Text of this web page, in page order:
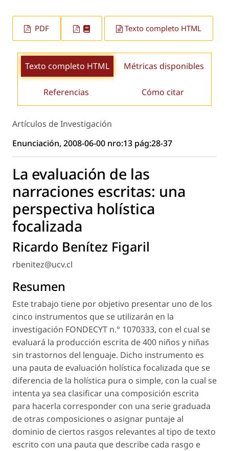
PDF Texto completo HTML
Texto completo HTML Métricas disponibles
Referencias Cómo citar
Artículos de Investigación
Enunciación, 2008-06-00 nro:13 pág:28-37
La evaluación de las
narraciones escritas: una
perspectiva holística
focalizada
Ricardo Benítez Figaril
rbenitez@ucv.cl
Resumen
Este trabajo tiene por objetivo presentar uno de los
cinco instrumentos que se utilizarán en la
investigación FONDECYT n.° 1070333, con el cual se
evaluará la producción escrita de 400 niños y niñas
sin trastornos del lenguaje. Dicho instrumento es
una pauta de evaluación holística focalizada que se
diferencia de la holística pura o simple, con la cual se
intenta ya sea clasificar una composición escrita
para hacerla corresponder con una serie graduada
de otras composiciones o asignar puntaje al
dominio de ciertos rasgos relevantes al tipo de texto
escrito con una pauta que describe cada rasgo e